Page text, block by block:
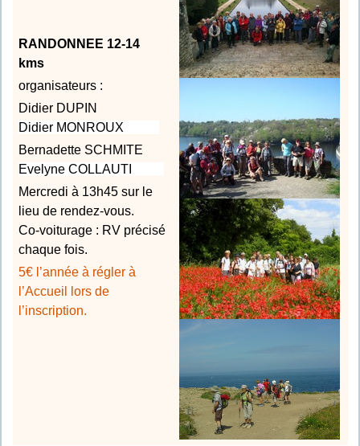
RANDONNEE 12-14
kms
organisateurs :
Didier DUPIN
Didier MONROUX
Bernadette SCHMITE
Evelyne COLLAUTI
Mercredi à 13h45 sur le
lieu de rendez-vous.
Co-voiturage : RV précisé
chaque fois.
5€ l’année à régler à
l’Accueil lors de
l’inscription.